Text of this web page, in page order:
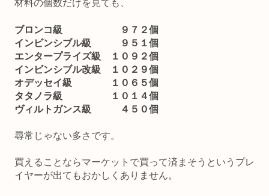
材料の個数だけを見ても、
ブロンコ級 ９７２個
インビンシブル級 ９５１個
エンタープライズ級 １０９２個
インビンシブル改級 １０２９個
オデッセイ級 １０６５個
タタノラ級 １０１４個
ヴィルトガンス級 ４５０個
尋常じゃない多さです。
買えることならマーケットで買って済まそうというプレ
イヤーが出てもおかしくありません。